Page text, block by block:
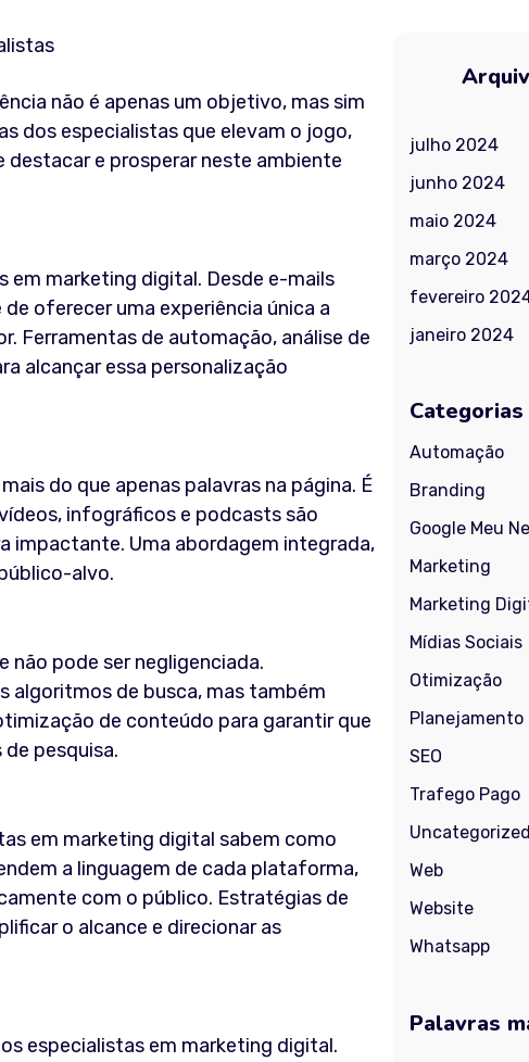
não é apenas um objetivo, mas sim
dos especialistas que elevam o jogo,
destacar e prosperar neste ambiente
em marketing digital. Desde e-mails
oferecer uma experiência única a
Ferramentas de automação, análise de
alcançar essa personalização
do que apenas palavras na página. É
infográficos e podcasts são
impactante. Uma abordagem integrada,
alvo.
não pode ser negligenciada.
algoritmos de busca, mas também
de conteúdo para garantir que
pesquisa.
em marketing digital sabem como
a linguagem de cada plataforma,
com o público. Estratégias de
o alcance e direcionar as
especialistas em marketing digital.
julho 2024
junho 2024
maio 2024
março 2024
fevereiro
janeiro 2024
Categorias
Automação
Branding
Google Meu
Marketing
Marketing
Mídias Sociais
Otimização
Planejamento
SEO
Trafego Pago
Uncategorized
Web
Website
Whatsapp
Palavras